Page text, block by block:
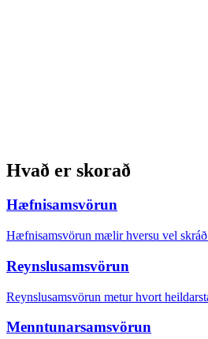
Hvað er skorað
Hæfnisamsvörun
Hæfnisamsvörun mælir hversu vel
Reynslusamsvörun
Reynslusamsvörun metur hvort
Menntunarsamsvörun